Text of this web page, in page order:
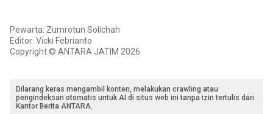
Pewarta: Zumrotun Solichah
Editor: Vicki Febrianto
Copyright © ANTARA JATIM 2026
Dilarang keras mengambil konten, melakukan crawling atau
pengindeksan otomatis untuk AI di situs web ini tanpa izin tertulis dari
Kantor Berita ANTARA.